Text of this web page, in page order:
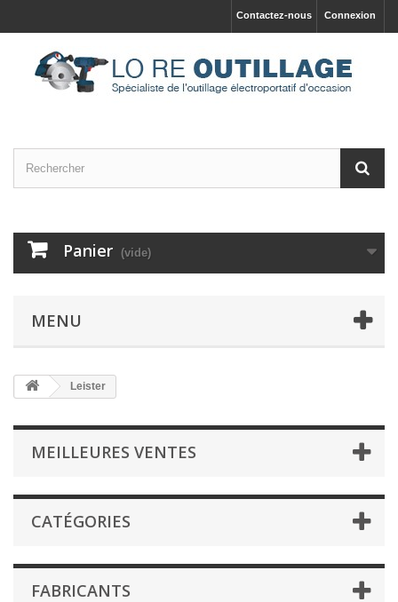
Connexion
Contactez-nous
Panier (vide)
MENU
Leister
MEILLEURES VENTES
CATÉGORIES
FABRICANTS